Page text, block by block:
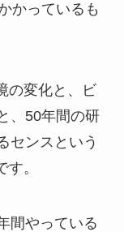
かっているも
の変化と、ビ
、50年間の研
センスという
。
間やっている